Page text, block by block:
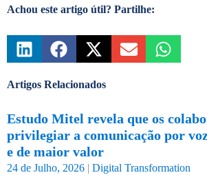
Achou este artigo útil? Partilhe:
Artigos Relacionados
Estudo Mitel revela que os
privilegiar a comunicação por
e de maior valor
24 de Julho, 2026 | Digital Transformation